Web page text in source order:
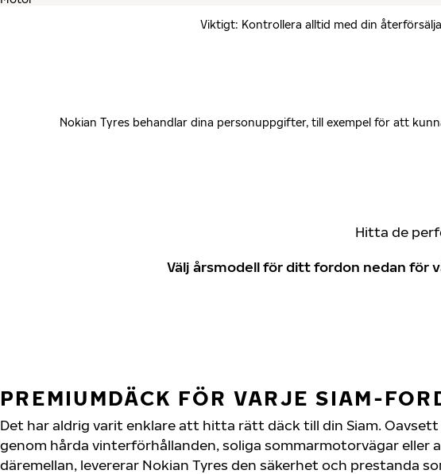
Viktigt: Kontrollera alltid med din
Nokian Tyres behandlar dina personuppgifter, till exempel för att
Hitta de
Välj årsmodell för ditt fordon nedan för
PREMIUMDÄCK FÖR VARJE SIAM-
Det har aldrig varit enklare att hitta rätt däck till din Siam.
genom hårda vinterförhållanden, soliga sommarmotorvägar eller
däremellan, levererar Nokian Tyres den säkerhet och prestanda